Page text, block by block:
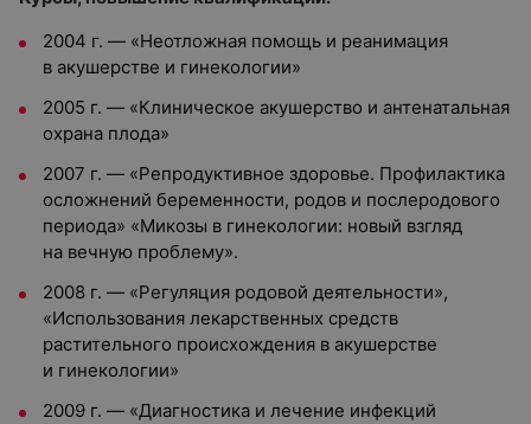
2004 г. — «Неотложная помощь и реанимация
в акушерстве и гинекологии»
2005 г. — «Клиническое акушерство и антенатальная
охрана плода»
2007 г. — «Репродуктивное здоровье. Профилактика
осложнений беременности, родов и послеродового
периода» «Микозы в гинекологии: новый взгляд
на вечную проблему».
2008 г. — «Регуляция родовой деятельности»,
«Использования лекарственных средств
растительного происхождения в акушерстве
и гинекологии»
2009 г. — «Диагностика и лечение инфекций